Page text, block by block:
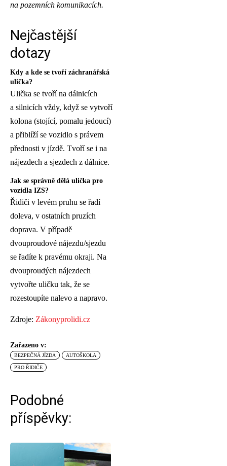
na pozemních komunikacích.
Nejčastější
dotazy
Kdy a kde se tvoří záchranářská
ulička?
Ulička se tvoří na dálnicích
a silnicích vždy, když se vytvoří
kolona (stojící, pomalu jedoucí)
a přiblíží se vozidlo s právem
přednosti v jízdě. Tvoří se i na
nájezdech a sjezdech z dálnice.
Jak se správně dělá ulička pro
vozidla IZS?
Řidiči v levém pruhu se řadí
doleva, v ostatních pruzích
doprava. V případě
dvouproudové nájezdu/sjezdu
se řadíte k pravému okraji. Na
dvouproudých nájezdech
vytvořte uličku tak, že se
rozestoupíte nalevo a napravo.
Zdroje: Zákonyprolidi.cz
Zařazeno v:
BEZPEČNÁ JÍZDA AUTOŠKOLA
PRO ŘIDIČE
Podobné
příspěvky: